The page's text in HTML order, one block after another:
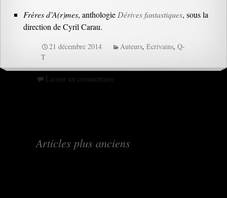
Frères d’A(r)mes, anthologie Dérives fantastiques, sous la
direction de Cyril Carau.
21 décembre 2014 Auteurs,Ecrivains,Q-
T
Laisser un commentaire
Articles plus anciens